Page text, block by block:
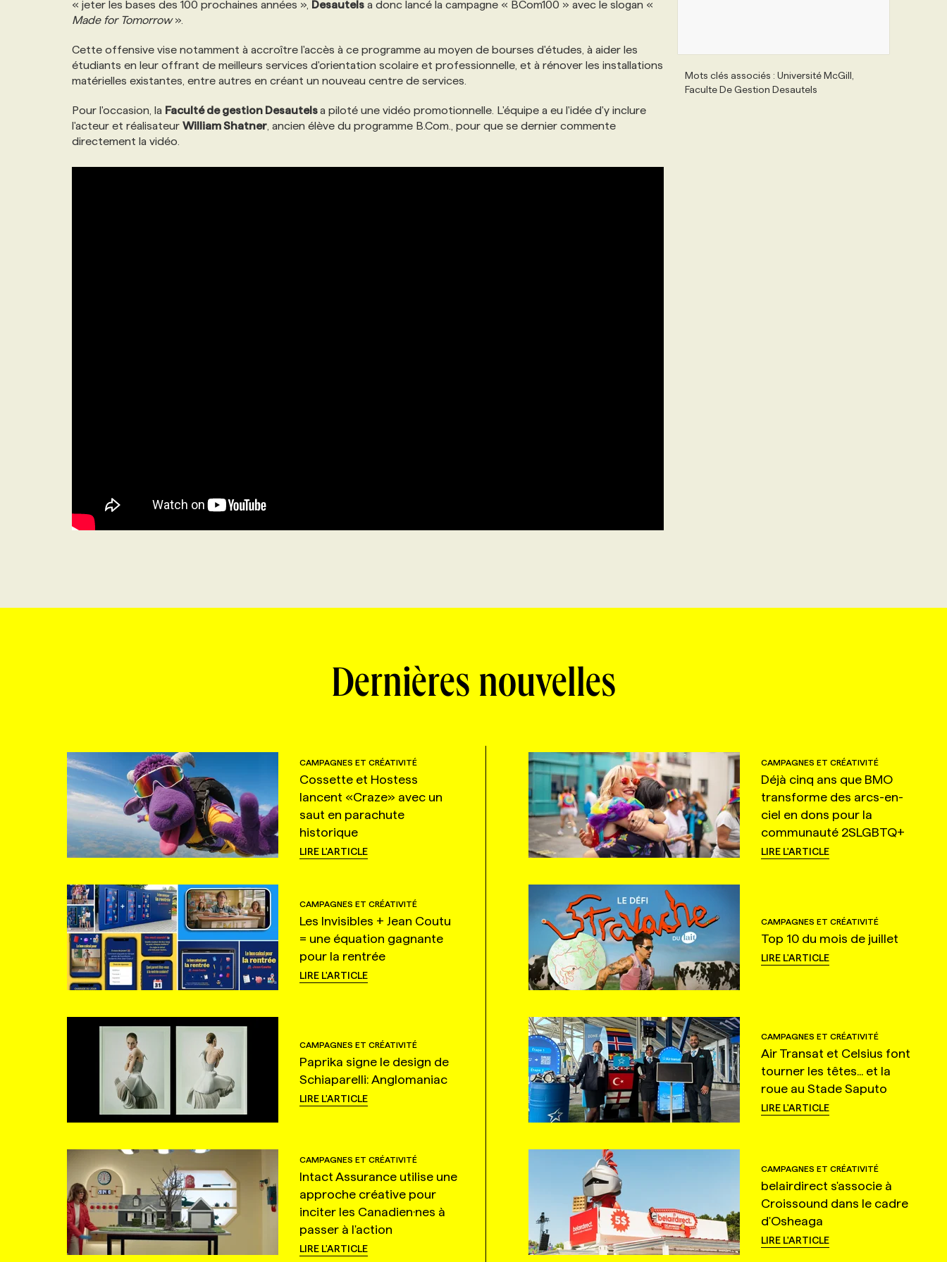
NOS TARIFS
PROGRAMMES DE SUBVENTIONS
ANNONCEZ AVEC NOUS
« jeter les bases des 100 prochaines années », Desautels a donc lancé la campagne « BCom100 » avec le slogan «
Made for Tomorrow».
Cette offensive vise notamment à accroître l'accès à ce programme au moyen de bourses d'études, à aider les
étudiants en leur offrant de meilleurs services d'orientation scolaire et professionnelle, et à rénover les installations
matérielles existantes, entre autres en créant un nouveau centre de services.
Pour l'occasion, la Faculté de gestion Desautelsa piloté une vidéo promotionnelle. L'équipe a eu l'idée d'y inclure
l'acteur et réalisateur William Shatner , ancien élève du programme B.Com., pour que se dernier commente
directement la vidéo.
Mots clés associés : Université McGill,
Faculte De Gestion Desautels
Dernières nouvelles
CAMPAGNES ET CRÉATIVITÉ
Cossette et Hostess
lancent «Craze» avec un
saut en parachute
historique
LIRE L'ARTICLE
CAMPAGNES ET CRÉATIVITÉ
Déjà cinq ans que BMO
transforme des arcs-en-
ciel en dons pour la
communauté 2SLGBTQ+
LIRE L'ARTICLE
CAMPAGNES ET CRÉATIVITÉ
Les Invisibles + Jean Coutu
= une équation gagnante
pour la rentrée
LIRE L'ARTICLE
CAMPAGNES ET CRÉATIVITÉ
Top 10 du mois de juillet
LIRE L'ARTICLE
CAMPAGNES ET CRÉATIVITÉ
Paprika signe le design de
Schiaparelli: Anglomaniac
LIRE L'ARTICLE
CAMPAGNES ET CRÉATIVITÉ
Air Transat et Celsius font
tourner les têtes... et la
roue au Stade Saputo
LIRE L'ARTICLE
CAMPAGNES ET CRÉATIVITÉ
Intact Assurance utilise une
approche créative pour
inciter les Canadien·nes à
passer à l'action
LIRE L'ARTICLE
CAMPAGNES ET CRÉATIVITÉ
belairdirect s'associe à
Croissound dans le cadre
d'Osheaga
LIRE L'ARTICLE